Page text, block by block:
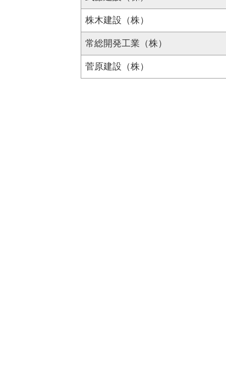
株木建設（株）
常総開発工業（株）
菅原建設（株）